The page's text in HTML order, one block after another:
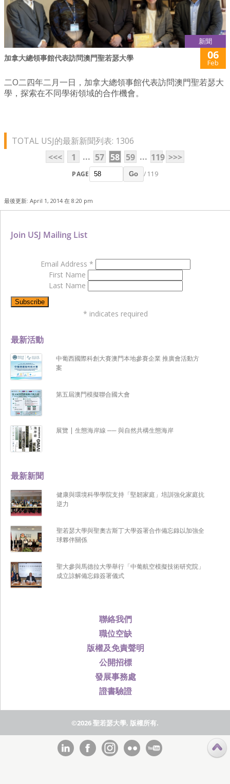
新聞
加拿大總領事館代表訪問澳門聖若瑟大學 06
Feb
二O二四年二月一日，加拿大總領事館代表訪問澳門聖若瑟大
學，探索在不同學術領域的合作機會。
TOTAL USJ的最新新聞列表: 1306
<<<
1 ... 57 58 59 ... 119 >>>
PAGE Go / 119
最後更新: April 1, 2014 在 8:20 pm
聯絡我們
職位空缺
版權及免責聲明
公開招標
發展事務處
證書驗證
最新新聞
健康與環境科學學院支持「堅韌家庭」培訓強化家庭抗
逆力
聖若瑟大學與聖奧古斯丁大學簽署合作備忘錄以加強全
球夥伴關係
聖大參與馬德拉大學舉行「中葡航空模擬技術研究院」
成立諒解備忘錄簽署儀式
最新活動
中葡西國際科創大賽澳門本地參賽企業 推廣會活動方
案
第五屆澳門模擬聯合國大會
展覽 | 生態海岸線 ── 與自然共構生態海岸
Join USJ Mailing List
Email Address *
First Name
Last Name
* indicates required
©2026 聖若瑟大學, 版權所有.